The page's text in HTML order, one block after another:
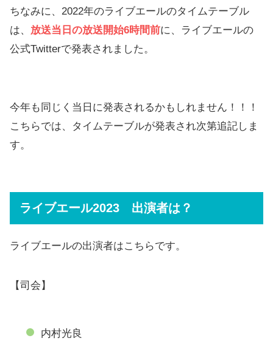
ちなみに、2022年のライブエールのタイムテーブル
は、 放送当日の放送開始6時間前に、ライブエールの
公式Twitterで発表されました。
今年も同じく当日に発表されるかもしれません！！！
こちらでは、タイムテーブルが発表され次第追記しま
す。
ライブエール2023 出演者は？
ライブエールの出演者はこちらです。
【司会】
内村光良